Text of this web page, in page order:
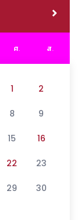
ศ. ส.
1 2
8 9
15 16
22 23
29 30